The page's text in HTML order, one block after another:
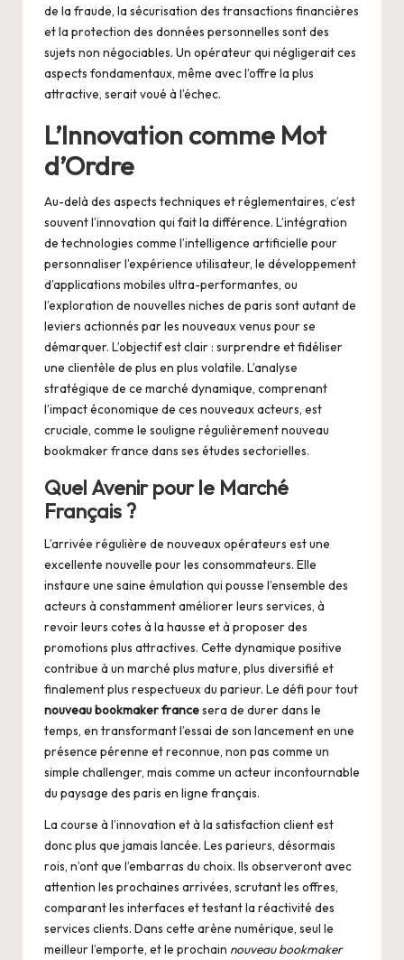
de la fraude, la sécurisation des transactions financières
et la protection des données personnelles sont des
sujets non négociables. Un opérateur qui négligerait ces
aspects fondamentaux, même avec l’offre la plus
attractive, serait voué à l’échec.
L’Innovation comme Mot
d’Ordre
Au-delà des aspects techniques et réglementaires, c’est
souvent l’innovation qui fait la différence. L’intégration
de technologies comme l’intelligence artificielle pour
personnaliser l’expérience utilisateur, le développement
d’applications mobiles ultra-performantes, ou
l’exploration de nouvelles niches de paris sont autant de
leviers actionnés par les nouveaux venus pour se
démarquer. L’objectif est clair : surprendre et fidéliser
une clientèle de plus en plus volatile. L’analyse
stratégique de ce marché dynamique, comprenant
l’impact économique de ces nouveaux acteurs, est
cruciale, comme le souligne régulièrementnouveau
bookmaker france dans ses études sectorielles.
Quel Avenir pour le Marché
Français ?
L’arrivée régulière de nouveaux opérateurs est une
excellente nouvelle pour les consommateurs. Elle
instaure une saine émulation qui pousse l’ensemble des
acteurs à constamment améliorer leurs services, à
revoir leurs cotes à la hausse et à proposer des
promotions plus attractives. Cette dynamique positive
contribue à un marché plus mature, plus diversifié et
finalement plus respectueux du parieur. Le défi pour tout
nouveau bookmaker francesera de durer dans le
temps, en transformant l’essai de son lancement en une
présence pérenne et reconnue, non pas comme un
simple challenger, mais comme un acteur incontournable
du paysage des paris en ligne français.
La course à l’innovation et à la satisfaction client est
donc plus que jamais lancée. Les parieurs, désormais
rois, n’ont que l’embarras du choix. Ils observeront avec
attention les prochaines arrivées, scrutant les offres,
comparant les interfaces et testant la réactivité des
services clients. Dans cette arène numérique, seul le
meilleur l’emporte, et le prochain nouveau bookmaker